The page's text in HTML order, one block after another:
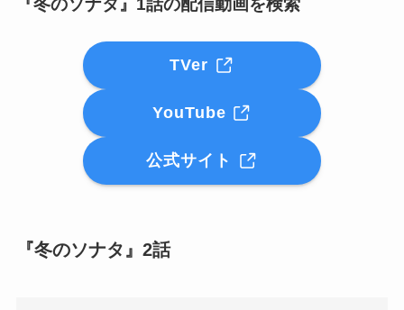
『冬のソナタ』1話の配信動画を検索
TVer
YouTube
公式サイト
『冬のソナタ』2話